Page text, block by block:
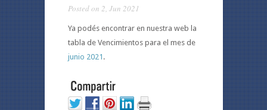
Posted on 2, Jun 2021
Ya podés encontrar en nuestra web la
tabla de Vencimientos para el mes de
junio 2021 .